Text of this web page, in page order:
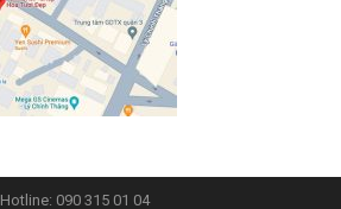
Hotline: 090 315 01 04